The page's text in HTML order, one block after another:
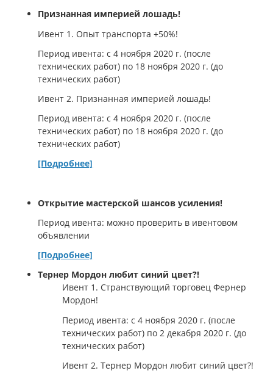
Признанная империей лошадь!
Ивент 1. Опыт транспорта +50%!
Период ивента: с 4 ноября 2020 г. (после
технических работ) по 18 ноября 2020 г. (до
технических работ)
Ивент 2. Признанная империей лошадь!
Период ивента: с 4 ноября 2020 г. (после
технических работ) по 18 ноября 2020 г. (до
технических работ)
[Подробнее]
Открытие мастерской шансов усиления!
Период ивента: можно проверить в ивентовом
объявлении
[Подробнее]
Тернер Мордон любит синий цвет?!
Ивент 1. Странствующий торговец Фернер
Мордон!
Период ивента: с 4 ноября 2020 г. (после
технических работ) по 2 декабря 2020 г. (до
технических работ)
Ивент 2. Тернер Мордон любит синий цвет?!